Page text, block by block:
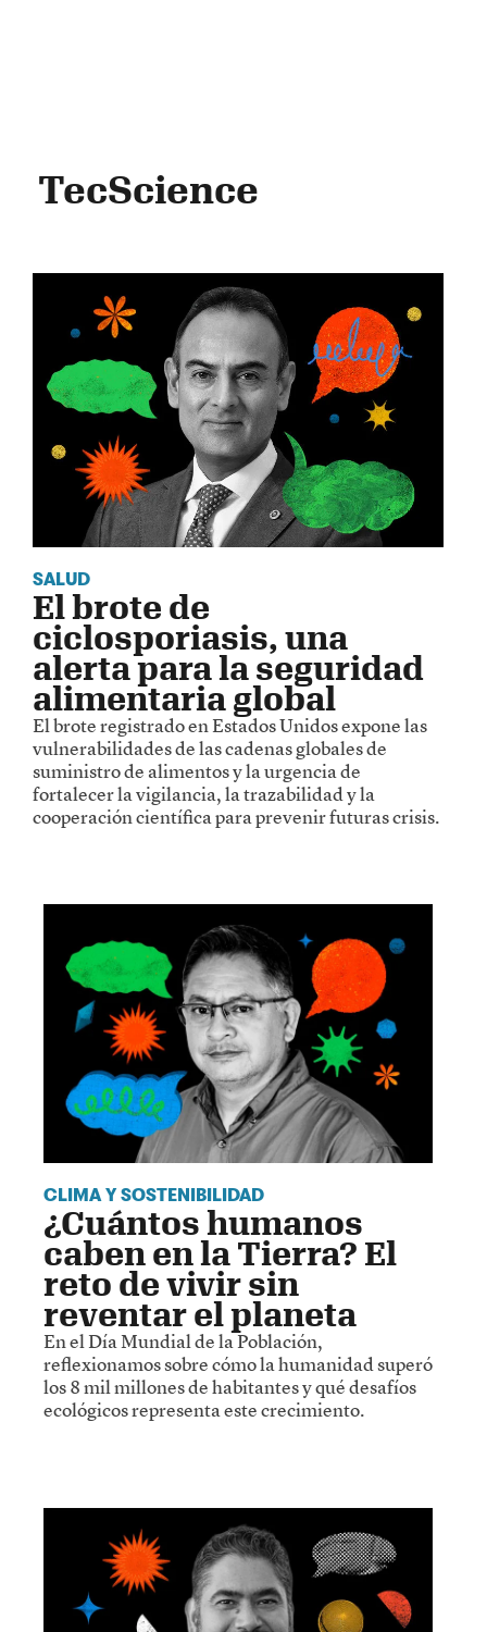
TecScience
SALUD
El brote de
ciclosporiasis, una
alerta para la seguridad
alimentaria global
El brote registrado en Estados Unidos expone las
vulnerabilidades de las cadenas globales de
suministro de alimentos y la urgencia de
fortalecer la vigilancia, la trazabilidad y la
cooperación científica para prevenir futuras crisis.
CLIMA Y SOSTENIBILIDAD
¿Cuántos humanos
caben en la Tierra? El
reto de vivir sin
reventar el planeta
En el Día Mundial de la Población,
reflexionamos sobre cómo la humanidad superó
los 8 mil millones de habitantes y qué desafíos
ecológicos representa este crecimiento.